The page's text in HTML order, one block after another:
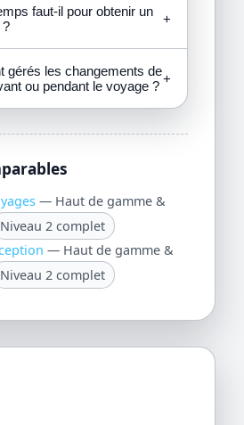
faut-il pour obtenir un
?
+
gérés les changements de
ou pendant le voyage ? +
— Haut de gamme &
Niveau 2 complet
— Haut de gamme &
Niveau 2 complet